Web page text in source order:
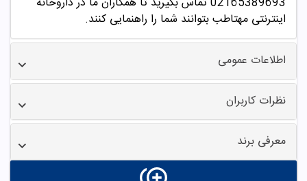
اینترنتی مهتاطب بتوانند شما را راهنمایی کنند.
اطلاعات عمومی
نظرات کاربران
معرفی برند